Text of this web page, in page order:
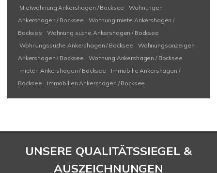
Mietwohnung Ankershagen / Bocksee
Wohnungen
Ankershagen / Bocksee
Wohnung miete Ankershagen /
Bocksee
Wohnung suche Ankershagen / Bocksee
Wohnungssuche Ankershagen / Bocksee
Wohnungsanzeigen
Ankershagen / Bocksee
Wohnung Ankershagen / Bocksee
mieten Ankershagen / Bocksee
Immobilie Ankershagen /
Bocksee
Immobilien Ankershagen / Bocksee
UNSERE QUALITÄTSSIEGEL &
AUSZEICHNUNGEN